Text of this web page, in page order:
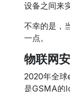
设备之间来
不幸的是，
一点。
物联网
2020年全球
是GSMA的